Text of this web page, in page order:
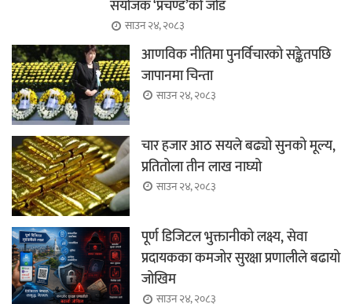
संयोजक ‘प्रचण्ड’को जोड
साउन २४, २०८३
आणविक नीतिमा पुनर्विचारको सङ्केतपछि
जापानमा चिन्ता
साउन २४, २०८३
चार हजार आठ सयले बढ्यो सुनको मूल्य,
प्रतितोला तीन लाख नाघ्यो
साउन २४, २०८३
पूर्ण डिजिटल भुक्तानीको लक्ष्य, सेवा
प्रदायकका कमजोर सुरक्षा प्रणालीले बढायो
जोखिम
साउन २४, २०८३